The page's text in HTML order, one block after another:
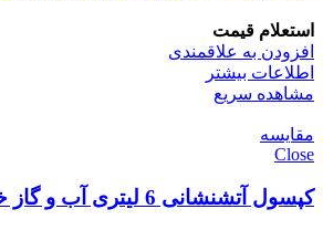
استعلام قیمت
افزودن به علاقمندی
اطلاعات بیشتر
مشاهده سریع
مقایسه
Close
کپسول آتشنشانی 6 لیتری آب و گاز خزرسیلندر